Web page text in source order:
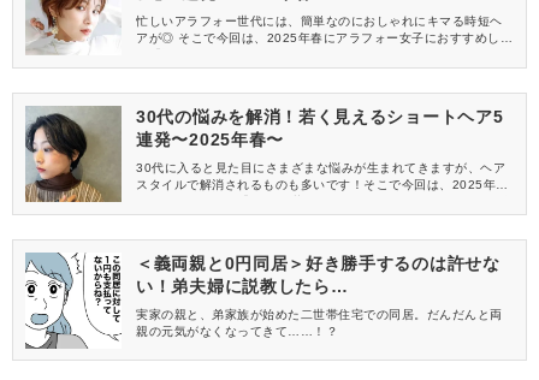
忙しいアラフォー世代には、簡単なのにおしゃれにキマる時短ヘ
アが◎ そこで今回は、2025年春にアラフォー女子におすすめした
30代の悩みを解消！若く見えるショートヘア5
連発〜2025年春〜
30代に入ると見た目にさまざまな悩みが生まれてきますが、ヘア
スタイルで解消されるものも多いです！そこで今回は、2025年春
します。
＜義両親と0円同居＞好き勝手するのは許せな
い！弟夫婦に説教したら…
実家の親と、弟家族が始めた二世帯住宅での同居。だんだんと両
親の元気がなくなってきて……！？